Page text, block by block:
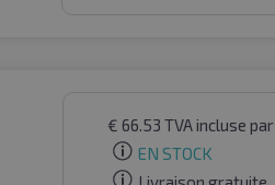
€ 66.53 TVA incluse
EN STOCK